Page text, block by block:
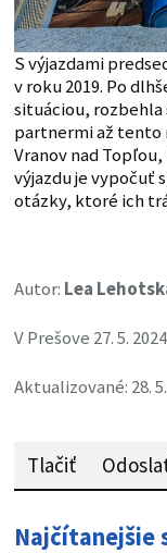
S výjazdami
v roku 2019. Po
situáciou,
partnermi až tento
Vranov nad
výjazdu je vypočuť
otázky, ktoré ich
Autor: Lea
V Prešove 27. 5. 2024
Aktualizované: 28.
Tlačiť
Najčítanejšie